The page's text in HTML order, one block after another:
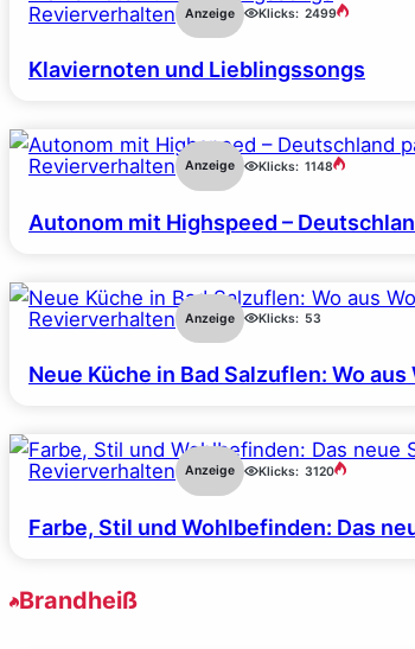
Revierverhalten Anzeige Klicks: 2499
Klaviernoten und Lieblingssongs
Revierverhalten Anzeige Klicks: 1148
Autonom mit Highspeed –
Revierverhalten Anzeige Klicks: 53
Neue Küche in Bad Salzuflen: Wo
Revierverhalten Anzeige Klicks: 3120
Farbe, Stil und Wohlbefinden: Das
Brandheiß